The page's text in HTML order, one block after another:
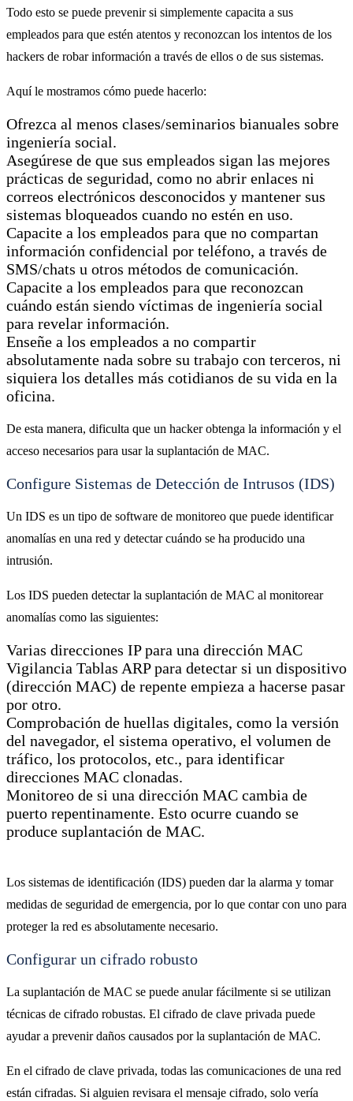
Todo esto se puede prevenir si simplemente capacita a sus
empleados para que estén atentos y reconozcan los intentos de los
hackers de robar información a través de ellos o de sus sistemas.
Aquí le mostramos cómo puede hacerlo:
Ofrezca al menos clases/seminarios bianuales sobre
ingeniería social.
Asegúrese de que sus empleados sigan las mejores
prácticas de seguridad, como no abrir enlaces ni
correos electrónicos desconocidos y mantener sus
sistemas bloqueados cuando no estén en uso.
Capacite a los empleados para que no compartan
información confidencial por teléfono, a través de
SMS/chats u otros métodos de comunicación.
Capacite a los empleados para que reconozcan
cuándo están siendo víctimas de ingeniería social
para revelar información.
Enseñe a los empleados a no compartir
absolutamente nada sobre su trabajo con terceros, ni
siquiera los detalles más cotidianos de su vida en la
oficina.
De esta manera, dificulta que un hacker obtenga la información y el
acceso necesarios para usar la suplantación de MAC.
Configure Sistemas de Detección de Intrusos (IDS)
Un IDS es un tipo de software de monitoreo que puede identificar
anomalías en una red y detectar cuándo se ha producido una
intrusión.
Los IDS pueden detectar la suplantación de MAC al monitorear
anomalías como las siguientes:
Varias direcciones IP para una dirección MAC
Vigilancia Tablas ARP para detectar si un dispositivo
(dirección MAC) de repente empieza a hacerse pasar
por otro.
Comprobación de huellas digitales, como la versión
del navegador, el sistema operativo, el volumen de
tráfico, los protocolos, etc., para identificar
direcciones MAC clonadas.
Monitoreo de si una dirección MAC cambia de
puerto repentinamente. Esto ocurre cuando se
produce suplantación de MAC.
Los sistemas de identificación (IDS) pueden dar la alarma y tomar
medidas de seguridad de emergencia, por lo que contar con uno para
proteger la red es absolutamente necesario.
Configurar un cifrado robusto
La suplantación de MAC se puede anular fácilmente si se utilizan
técnicas de cifrado robustas. El cifrado de clave privada puede
ayudar a prevenir daños causados ​​por la suplantación de MAC.
En el cifrado de clave privada, todas las comunicaciones de una red
están cifradas. Si alguien revisara el mensaje cifrado, solo vería